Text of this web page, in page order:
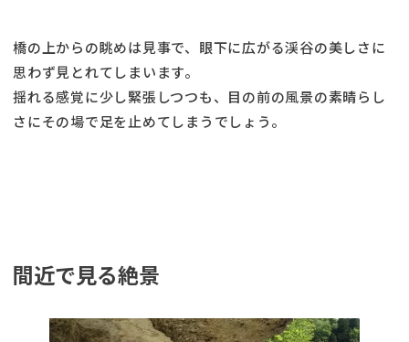
橋の上からの眺めは見事で、眼下に広がる渓谷の美しさに
思わず見とれてしまいます。
揺れる感覚に少し緊張しつつも、目の前の風景の素晴らし
さにその場で足を止めてしまうでしょう。
間近で見る絶景